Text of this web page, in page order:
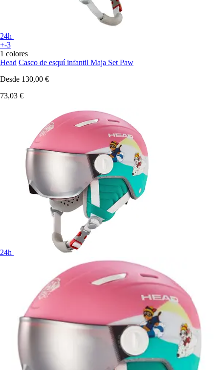
24h
+-3
1 colores
Head Casco de esquí infantil Maja Set Paw
Desde 130,00 €
73,03 €
24h